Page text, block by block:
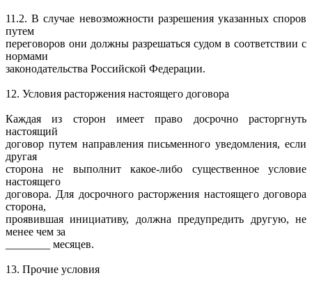
11.2. В случае невозможности разрешения указанных споров
путем
переговоров они должны разрешаться судом в соответствии с
нормами
законодательства Российской Федерации.
12. Условия расторжения настоящего договора
Каждая из сторон имеет право досрочно расторгнуть
настоящий
договор путем направления письменного уведомления, если
другая
сторона не выполнит какое-либо существенное условие
настоящего
договора. Для досрочного расторжения настоящего договора
сторона,
проявившая инициативу, должна предупредить другую, не
менее чем за
________ месяцев.
13. Прочие условия